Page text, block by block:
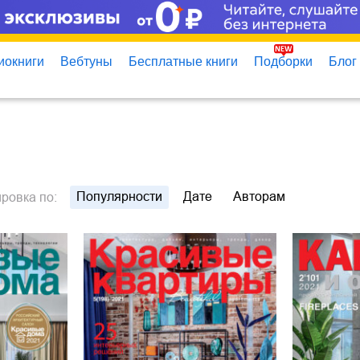
Вебтуны Бесплатные книги Подборки Блог
по: Популярности Дате Авторам